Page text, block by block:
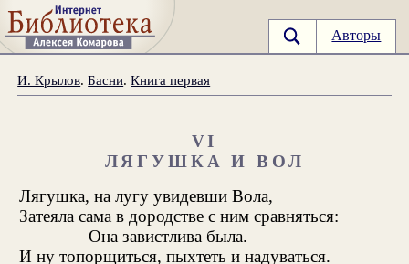
Авторы
И. Крылов.Басни.Книга первая
VI
ЛЯГУШКА И ВОЛ
Лягушка, на лугу увидевши Вола,
Затеяла сама в дородстве с ним сравняться:
Она завистлива была.
И ну топорщиться, пыхтеть и надуваться.